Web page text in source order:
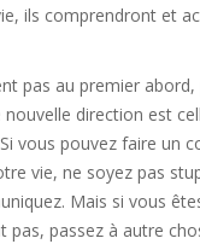
ils comprendront et
pas au premier abord,
direction est
vous pouvez faire un
vie, ne soyez pas
Mais si vous
pas, passez à autre